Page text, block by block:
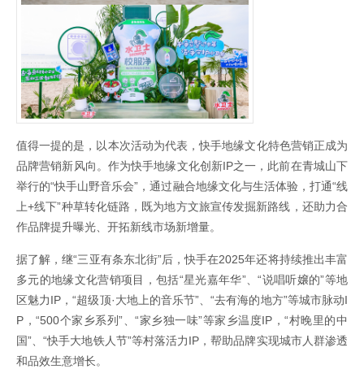
值得一提的是，以本次活动为代表，快手地缘文化特色营销正成为
品牌营销新风向。作为快手地缘文化创新IP之一，此前在青城山下
举行的“快手山野音乐会”，通过融合地缘文化与生活体验，打通“线
上+线下”种草转化链路，既为地方文旅宣传发掘新路线，还助力合
作品牌提升曝光、开拓新线市场新增量。
据了解，继“三亚有条东北街”后，快手在2025年还将持续推出丰富
多元的地缘文化营销项目，包括“星光嘉年华”、“说唱听嬢的”等地
区魅力IP，“超级顶·大地上的音乐节”、“去有海的地方”等城市脉动I
P，“500个家乡系列”、“家乡独一味”等家乡温度IP，“村晚里的中
国”、“快手大地铁人节”等村落活力IP，帮助品牌实现城市人群渗透
和品效生意增长。